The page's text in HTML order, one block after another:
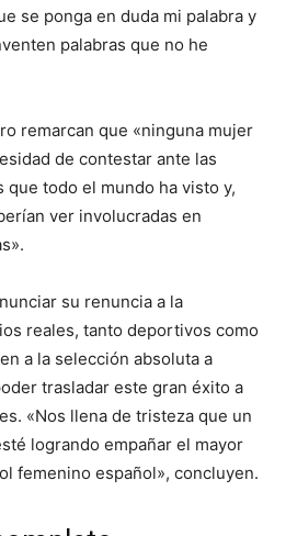
se ponga en duda mi palabra y
palabras que no he
remarcan que «ninguna mujer
de contestar ante las
todo el mundo ha visto y,
ver involucradas en
su renuncia a la
reales, tanto deportivos como
a la selección absoluta a
trasladar este gran éxito a
«Nos llena de tristeza que un
logrando empañar el mayor
femenino español», concluyen.